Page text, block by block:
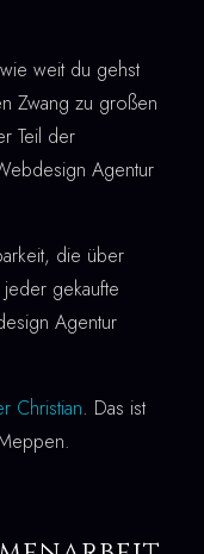
weit du gehst
Zwang zu großen
Teil der
Agentur
die über
gekaufte
Agentur
Christian. Das ist